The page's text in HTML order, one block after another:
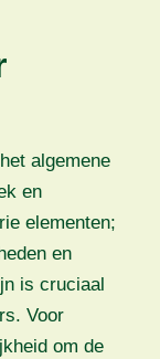
algemene
en
elementen;
en
is cruciaal
Voor
om de